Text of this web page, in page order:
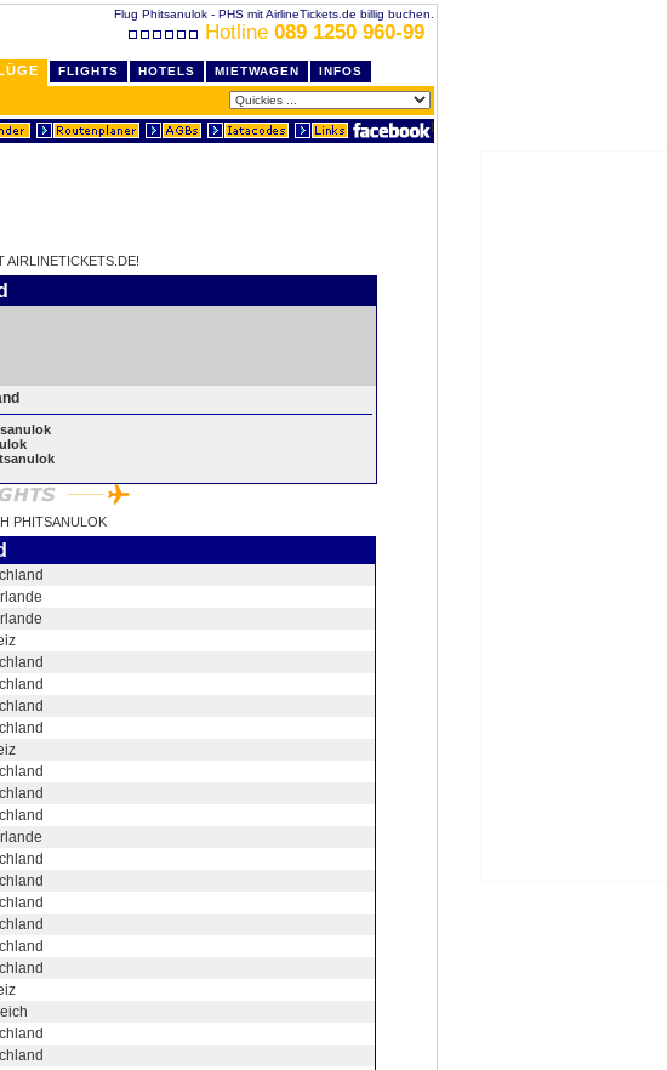
Flug Phitsanulok - PHS mit AirlineTickets.de billig buchen.
Hotline 089 1250 960-99
FLIGHTS HOTELS MIETWAGEN INFOS
AIRLINETICKETS.DE!
PHITSANULOK